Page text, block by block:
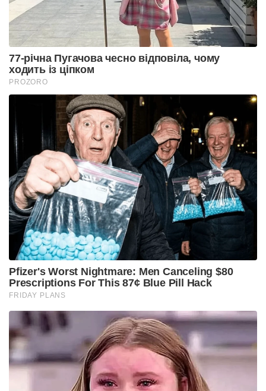
77-річна Пугачова чесно відповіла, чому
ходить із ціпком
PROZORO
Pfizer's Worst Nightmare: Men Canceling $80
Prescriptions For This 87¢ Blue Pill Hack
FRIDAY PLANS